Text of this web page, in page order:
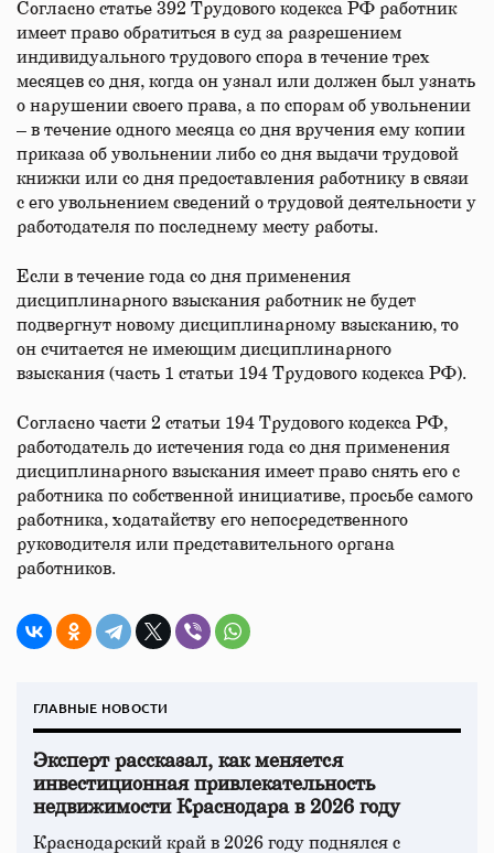
Согласно статье 392 Трудового кодекса РФ работник
имеет право обратиться в суд за разрешением
индивидуального трудового спора в течение трех
месяцев со дня, когда он узнал или должен был узнать
о нарушении своего права, а по спорам об увольнении
– в течение одного месяца со дня вручения ему копии
приказа об увольнении либо со дня выдачи трудовой
книжки или со дня предоставления работнику в связи
с его увольнением сведений о трудовой деятельности у
работодателя по последнему месту работы.
Если в течение года со дня применения
дисциплинарного взыскания работник не будет
подвергнут новому дисциплинарному взысканию, то
он считается не имеющим дисциплинарного
взыскания (часть 1 статьи 194 Трудового кодекса РФ).
Согласно части 2 статьи 194 Трудового кодекса РФ,
работодатель до истечения года со дня применения
дисциплинарного взыскания имеет право снять его с
работника по собственной инициативе, просьбе самого
работника, ходатайству его непосредственного
руководителя или представительного органа
работников.
ГЛАВНЫЕ НОВОСТИ
Эксперт рассказал, как меняется
инвестиционная привлекательность
недвижимости Краснодара в 2026 году
Краснодарский край в 2026 году поднялся с